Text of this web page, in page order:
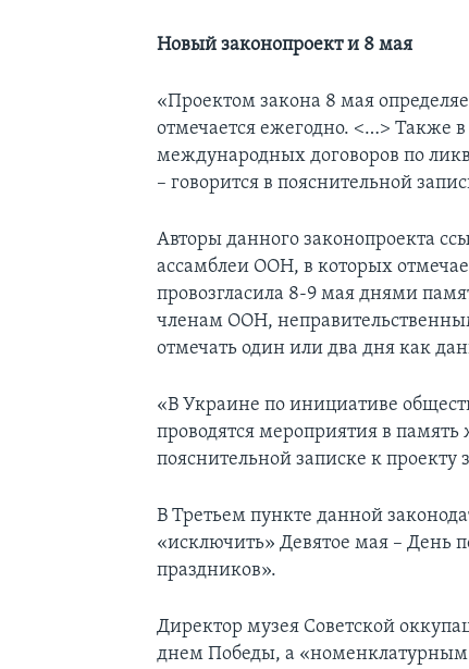
Новый законопроект и 8 мая
«Проектом закона 8 мая
отмечается ежегодно. <…> Также
международных договоров по
– говорится в пояснительной
Авторы данного законопроекта
ассамблеи ООН, в которых
провозгласила 8-9 мая днями
членам ООН,
отмечать один или два дня как
«В Украине по инициативе
проводятся мероприятия в
пояснительной записке к
В Третьем пункте данной
«исключить» Девятое мая – День
праздников».
Директор музея Советской
днем Победы, а